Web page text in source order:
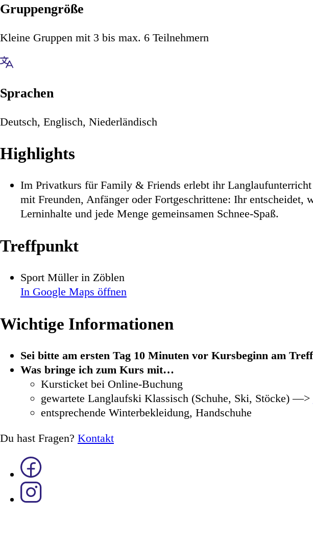
Gruppengröße
Kleine Gruppen mit 3 bis max. 6 Teilnehmern
Sprachen
Deutsch, Englisch, Niederländisch
Highlights
Im Privatkurs für Family & Friends erlebt ihr
mit Freunden, Anfänger oder Fortgeschrittene: Ihr
Lerninhalte und jede Menge gemeinsamen Schnee-Spaß.
Treffpunkt
Sport Müller in Zöblen
In Google Maps öffnen
Wichtige Informationen
Sei bitte am ersten Tag 10 Minuten vor Kursbeginn am
Was bringe ich zum Kurs mit…
Kursticket bei Online-Buchung
gewartete Langlaufski Klassisch (Schuhe, Ski, Stöcke) —>
entsprechende Winterbekleidung, Handschuhe
Du hast Fragen? Kontakt
Kursfinder Sommer